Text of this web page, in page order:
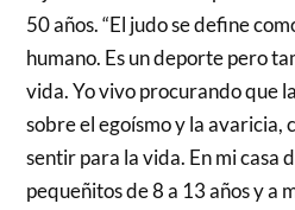
50 años. “El judo se define
humano. Es un deporte pero
vida. Yo vivo procurando que
sobre el egoísmo y la avaricia,
sentir para la vida. En mi casa
pequeñitos de 8 a 13 años y a